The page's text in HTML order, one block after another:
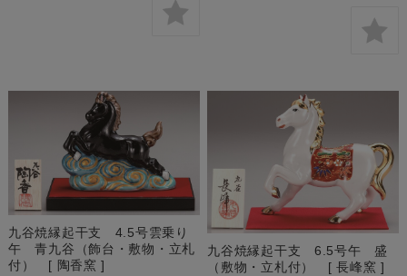
九谷焼縁起干支 4.5号雲乗り
午 青九谷（飾台・敷物・立札
付） [ 陶香窯 ]
九谷焼縁起干支 6.5号午 盛
（敷物・立札付） [ 長峰窯 ]